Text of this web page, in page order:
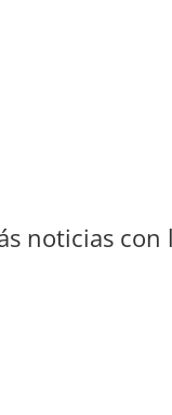
noticias con